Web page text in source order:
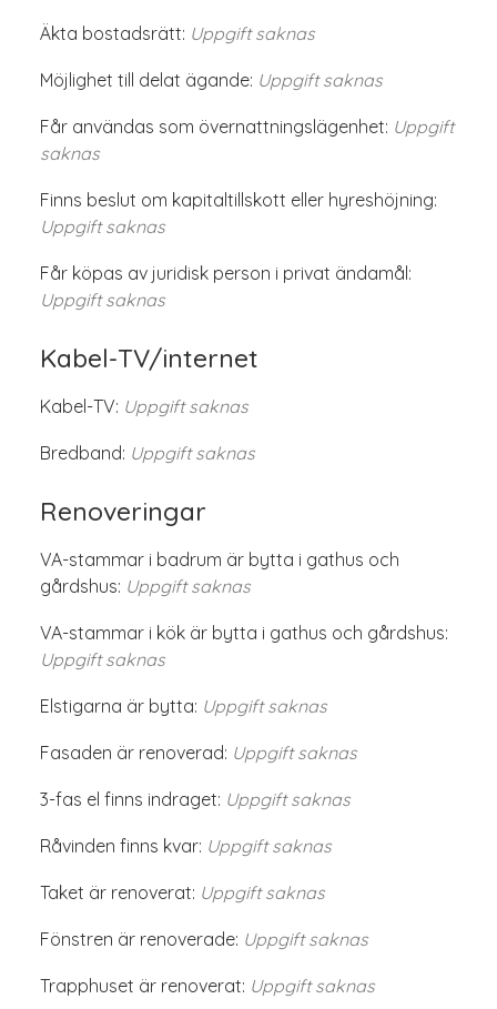
Äkta bostadsrätt: Uppgift saknas
Möjlighet till delat ägande: Uppgift saknas
Får användas som övernattningslägenhet: Uppgift
saknas
Finns beslut om kapitaltillskott eller hyreshöjning:
Uppgift saknas
Får köpas av juridisk person i privat ändamål:
Uppgift saknas
Kabel-TV/internet
Kabel-TV: Uppgift saknas
Bredband: Uppgift saknas
Renoveringar
VA-stammar i badrum är bytta i gathus och
gårdshus: Uppgift saknas
VA-stammar i kök är bytta i gathus och gårdshus:
Uppgift saknas
Elstigarna är bytta: Uppgift saknas
Fasaden är renoverad: Uppgift saknas
3-fas el finns indraget: Uppgift saknas
Råvinden finns kvar: Uppgift saknas
Taket är renoverat: Uppgift saknas
Fönstren är renoverade: Uppgift saknas
Trapphuset är renoverat: Uppgift saknas